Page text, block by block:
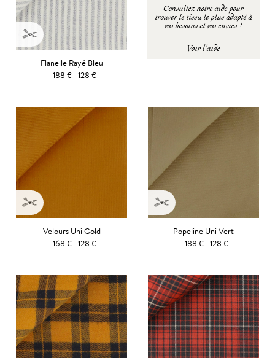
Flanelle Rayé Bleu
188 € 128 €
Consultez notre aide pour
trouver le tissu le plus adapté à
vos besoins et vos envies !
Voir l’aide
Velours Uni Gold
168 € 128 €
Popeline Uni Vert
188 € 128 €